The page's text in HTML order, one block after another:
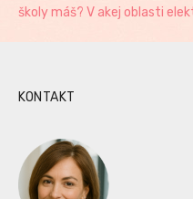
školy máš? V akej oblasti
KONTAKT